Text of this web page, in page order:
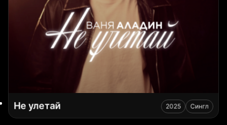
Не улетай 2025 Сингл